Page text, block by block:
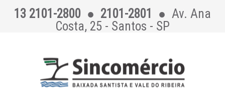
13 2101-2800● 2101-2801 ● Av. Ana
Costa, 25 - Santos - SP